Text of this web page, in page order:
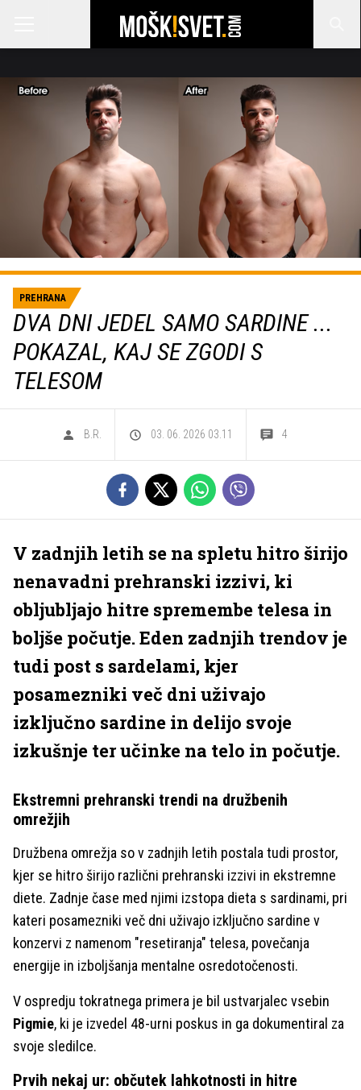
PREHRANA
DVA DNI JEDEL SAMO SARDINE ...
POKAZAL, KAJ SE ZGODI S
TELESOM
B.R. 03. 06. 2026 03.11 4
V zadnjih letih se na spletu hitro širijo
nenavadni prehranski izzivi, ki
obljubljajo hitre spremembe telesa in
boljše počutje. Eden zadnjih trendov je
tudi post s sardelami, kjer
posamezniki več dni uživajo
izključno sardine in delijo svoje
izkušnje ter učinke na telo in počutje.
Ekstremni prehranski trendi na družbenih
omrežjih
Družbena omrežja so v zadnjih letih postala tudi prostor,
kjer se hitro širijo različni prehranski izzivi in ekstremne
diete. Zadnje čase med njimi izstopa dieta s sardinami, pri
kateri posamezniki več dni uživajo izključno sardine v
konzervi z namenom "resetiranja" telesa, povečanja
energije in izboljšanja mentalne osredotočenosti.
V ospredju tokratnega primera je bil ustvarjalec vsebin
Pigmie, ki je izvedel 48-urni poskus in ga dokumentiral za
svoje sledilce.
Prvih nekaj ur: občutek lahkotnosti in hitre